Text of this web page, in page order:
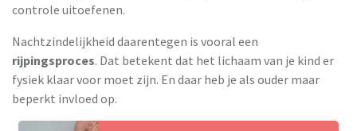
controle uitoefenen.
Nachtzindelijkheid daarentegen is vooral een
rijpingsproces. Dat betekent dat het lichaam van je kind er
fysiek klaar voor moet zijn. En daar heb je als ouder maar
beperkt invloed op.